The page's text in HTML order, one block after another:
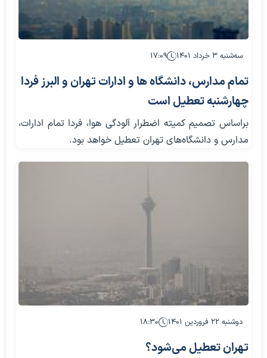
سه‌شنبه ۳ خرداد ۱۴۰۱ ۱۷:۰۹
تمام مدارس، دانشگاه ها و ادارات تهران و البرز فردا
چهارشنبه تعطیل است
براساس تصمیم کمیته اضطرار آلودگی هوا، فردا تمام ادارات،
مدارس و دانشگاه‌های تهران تعطیل خواهد بود.
دوشنبه ۲۲ فروردین ۱۴۰۱ ۱۸:۳۰
تهران تعطیل می‌شود؟